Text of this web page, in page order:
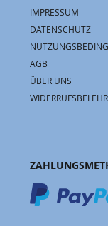
IMPRESSUM
DATENSCHUTZ
AGB
ÜBER UNS